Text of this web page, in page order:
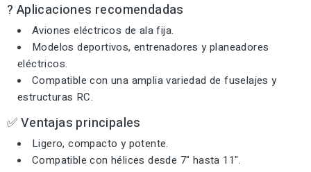
? Aplicaciones recomendadas
Aviones eléctricos de ala fija.
Modelos deportivos, entrenadores y planeadores
eléctricos.
Compatible con una amplia variedad de fuselajes y
estructuras RC.
✅ Ventajas principales
Ligero, compacto y potente.
Compatible con hélices desde 7" hasta 11".